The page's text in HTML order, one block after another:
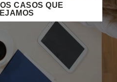
CASOS QUE